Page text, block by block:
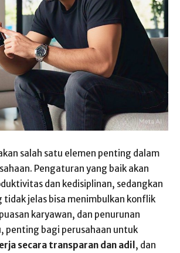
salah satu elemen penting dalam
Pengaturan yang baik akan
dan kedisiplinan, sedangkan
tidak jelas bisa menimbulkan konflik
karyawan, dan penurunan
penting bagi perusahaan untuk
secara transparan dan adil , dan